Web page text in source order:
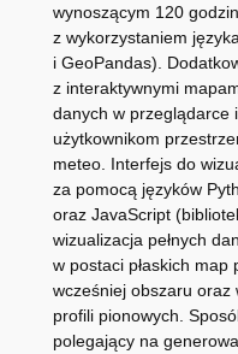
wynoszącym 120
z wykorzystaniem
i GeoPandas).
z interaktywnymi
danych w przeglądarce
użytkownikom
meteo. Interfejs do
za pomocą języków
oraz JavaScript
wizualizacja pełnych
w postaci płaskich
wcześniej obszaru oraz
profili pionowych.
polegający na